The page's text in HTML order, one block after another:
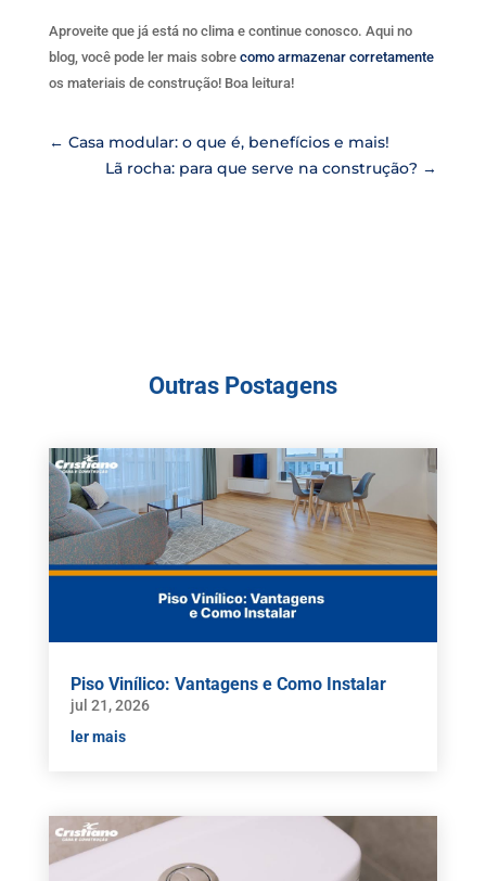
Aproveite que já está no clima e continue conosco. Aqui no
blog, você pode ler mais sobre como armazenar corretamente
os materiais de construção! Boa leitura!
← Casa modular: o que é, benefícios e mais!
Lã rocha: para que serve na construção? →
Outras Postagens
Piso Vinílico: Vantagens e Como Instalar
jul 21, 2026
ler mais